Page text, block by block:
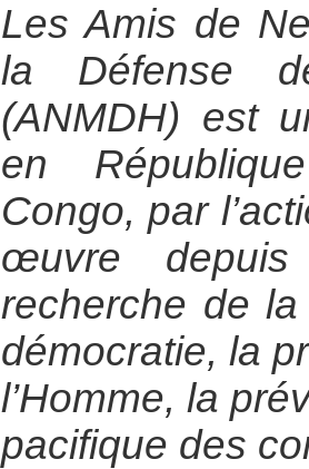
Les Amis de
la Défense
(ANMDH) est
en
Congo, par
œuvre
recherche de
démocratie, la
l’Homme, la
pacifique des